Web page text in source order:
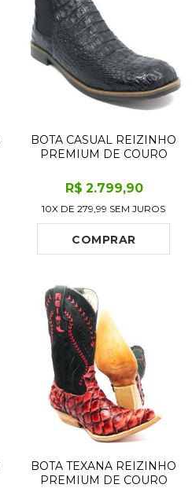
BOTA CASUAL REIZINHO
PREMIUM DE COURO
PRETO - CANO CURTO,
SOLADO FLEX COMFORT
- BICO REDONDO
R$ 2.799,90
10X DE279,99 SEM JUROS
COMPRAR
BOTA TEXANA REIZINHO
PREMIUM DE COURO